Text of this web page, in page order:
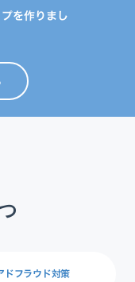
を作りまし
ドフラウド対策